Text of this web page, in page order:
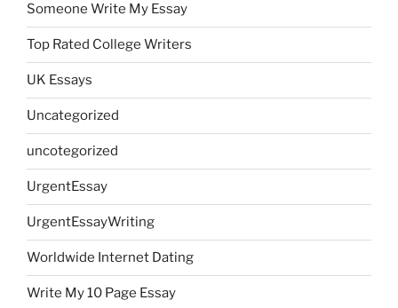
Someone Write My Essay
Top Rated College Writers
UK Essays
Uncategorized
uncotegorized
UrgentEssay
UrgentEssayWriting
Worldwide Internet Dating
Write My 10 Page Essay